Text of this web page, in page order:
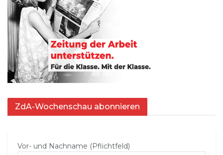
ZdA-Wochenschau abonnieren
Vor- und Nachname (Pflichtfeld)